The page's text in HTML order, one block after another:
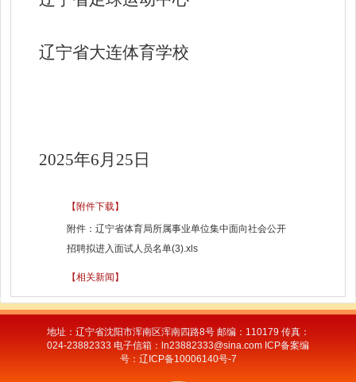
辽宁省大连体育学校
2025年6月25日
【附件下载】
附件：辽宁省体育局所属事业单位集中面向社会公开
招聘拟进入面试人员名单(3).xls
【相关新闻】
地址：辽宁省沈阳市浑南区浑南四路8号 邮编：110179 传真：
024-23882333 电子信箱：ln23882333@sina.com ICP备案编
号：辽ICP备10006140号-7